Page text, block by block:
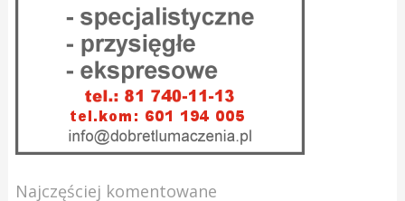
Najczęściej komentowane